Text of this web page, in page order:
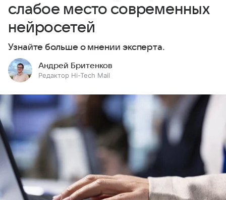
слабое место современных
нейросетей
Узнайте больше о мнении эксперта.
Андрей Бритенков
Редактор Hi-Tech Mail